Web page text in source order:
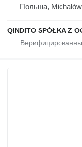
Польша, Michałów